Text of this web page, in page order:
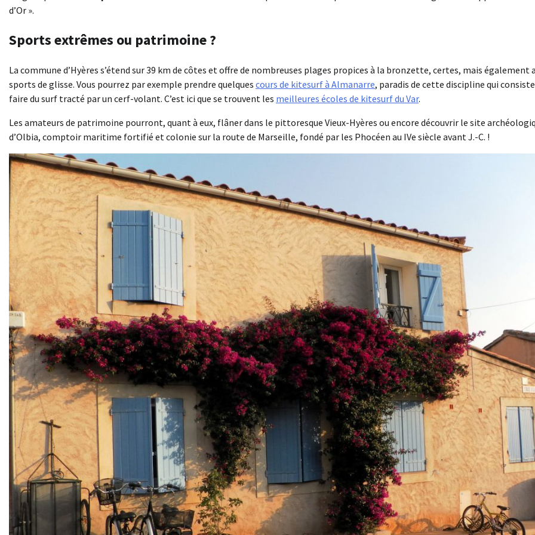
d’Or ».
Sports extrêmes ou patrimoine ?
La commune d’Hyères s’étend sur 39 km de côtes et offre de nombreuses plages propices à la bronzette, certes, mais également
sports de glisse. Vous pourrez par exemple prendre quelques cours de kitesurf à Almanarre, paradis de cette discipline qui
faire du surf tracté par un cerf-volant. C’est ici que se trouvent les meilleures écoles de kitesurf du Var.
Les amateurs de patrimoine pourront, quant à eux, flâner dans le pittoresque Vieux-Hyères ou encore découvrir le site
d’Olbia, comptoir maritime fortifié et colonie sur la route de Marseille, fondé par les Phocéen au IVe siècle avant J.-C. !